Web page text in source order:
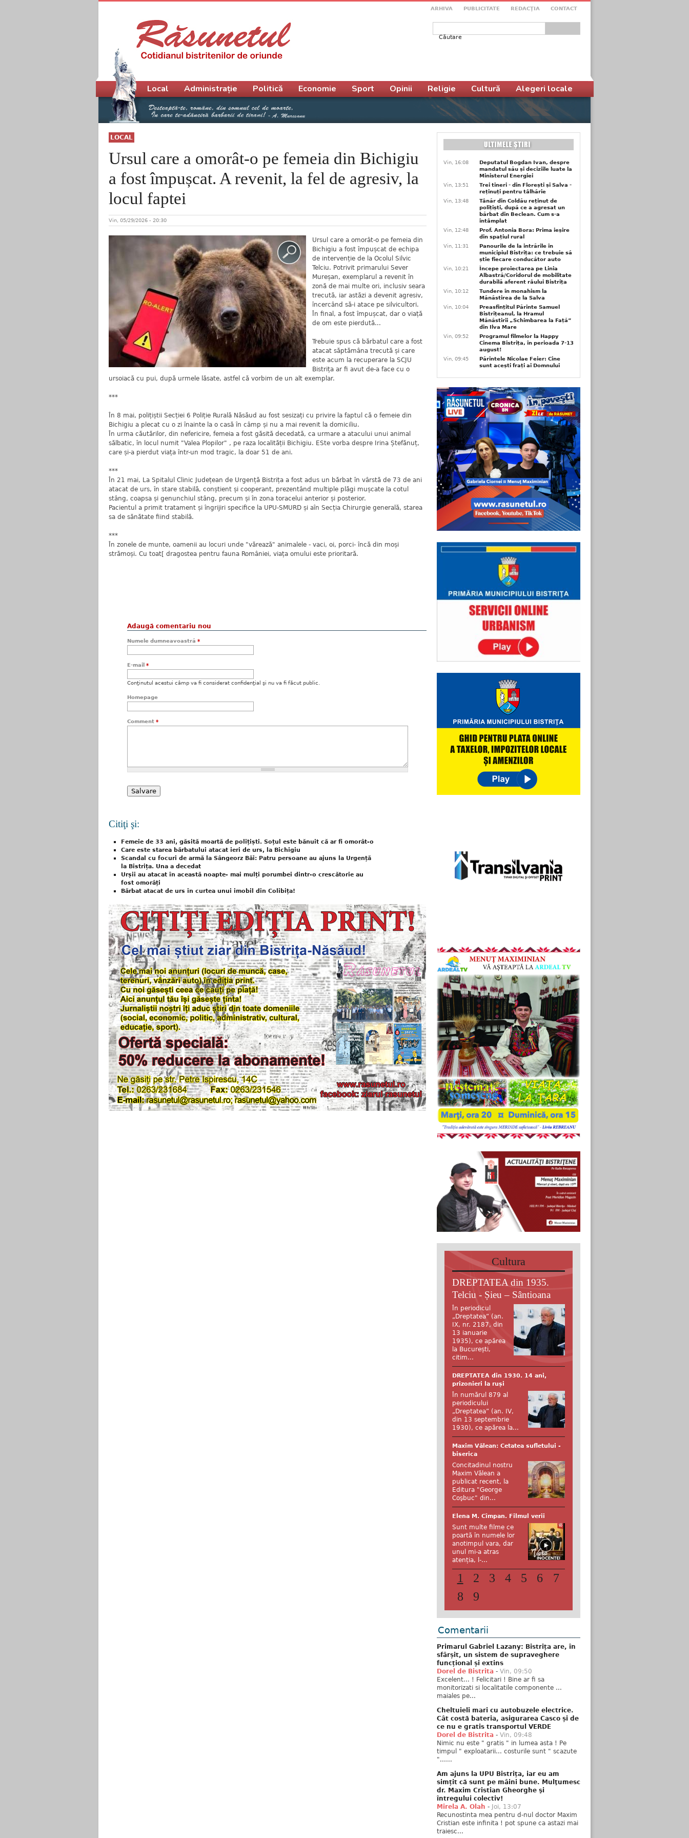
ARHIVA PUBLICITATE REDACŢIA CONTACT
Formular de căutare
LOCAL
Ursul care a omorât-o pe femeia din Bichigiu
a fost împușcat. A revenit, la fel de agresiv, la
locul faptei
Vin, 05/29/2026 - 20:30
Ursul care a omorât-o pe femeia din
Bichigiu a fost împușcat de echipa
de intervenție de la Ocolul Silvic
Telciu. Potrivit primarului Sever
Mureșan, exemplarul a revenit în
zonă de mai multe ori, inclusiv seara
trecută, iar astăzi a devenit agresiv,
încercând să-i atace pe silvicultori.
În final, a fost împușcat, dar o viață
de om este pierdută...
Trebuie spus că bărbatul care a fost
atacat săptămâna trecută și care
este acum la recuperare la SCJU
Bistrița ar fi avut de-a face cu o
ursoiacă cu pui, după urmele lăsate, astfel că vorbim de un alt exemplar.
***
În 8 mai, polițiștii Secției 6 Poliție Rurală Năsăud au fost sesizați cu privire la faptul că o femeie din
Bichigiu a plecat cu o zi înainte la o casă în câmp și nu a mai revenit la domiciliu.
În urma căutărilor, din nefericire, femeia a fost găsită decedată, ca urmare a atacului unui animal
sălbatic, în locul numit "Valea Plopilor" , pe raza localității Bichigiu. ESte vorba despre Irina Ștefănuț,
care și-a pierdut viața într-un mod tragic, la doar 51 de ani.
***
În 21 mai, La Spitalul Clinic Județean de Urgență Bistrița a fost adus un bărbat în vârstă de 73 de ani
atacat de urs, în stare stabilă, conștient și cooperant, prezentând multiple plăgi mușcate la cotul
stâng, coapsa și genunchiul stâng, precum și în zona toracelui anterior și posterior.
Pacientul a primit tratament și îngrijiri specifice la UPU-SMURD și aîn Secția Chirurgie generală, starea
sa de sănătate fiind stabilă.
***
În zonele de munte, oamenii au locuri unde "vărează" animalele - vaci, oi, porci- încă din moși
strămoși. Cu toat[ dragostea pentru fauna României, viața omului este prioritară.
Adaugă comentariu nou
Numele dumneavoastră *
E-mail *
Conţinutul acestui câmp va fi considerat confidenţial şi nu va fi făcut public.
Homepage
Comment *
Citiţi şi:
Femeie de 33 ani, găsită moartă de polițiști. Soțul este bănuit că ar fi omorât-o
Care este starea bărbatului atacat ieri de urs, la Bichigiu
Scandal cu focuri de armă la Sângeorz Băi: Patru persoane au ajuns la Urgență
la Bistrița. Una a decedat
Urșii au atacat în această noapte- mai mulți porumbei dintr-o crescătorie au
fost omorâți
Bărbat atacat de urs în curtea unui imobil din Colibița!
Meniu principal
Local Administrație Politică Economie Sport Opinii Religie Cultură Alegeri locale
Vin, 16:08
Deputatul Bogdan Ivan, despre
mandatul său și deciziile luate la
Ministerul Energiei
Vin, 13:51
Trei tineri - din Florești și Salva -
reținuți pentru tâlhărie
Vin, 13:48
Tânăr din Coldău reținut de
polițiști, după ce a agresat un
bărbat din Beclean. Cum s-a
întâmplat
Vin, 12:48
Prof. Antonia Bora: Prima ieșire
din spațiul rural
Vin, 11:31
Panourile de la intrările în
municipiul Bistrița: ce trebuie să
știe fiecare conducător auto
Vin, 10:21
Începe proiectarea pe Linia
Albastră/Coridorul de mobilitate
durabilă aferent râului Bistrița
Vin, 10:12
Tundere în monahism la
Mănăstirea de la Salva
Vin, 10:04
Preasfințitul Părinte Samuel
Bistrițeanul, la Hramul
Mănăstirii „Schimbarea la Față”
din Ilva Mare
Vin, 09:52
Programul filmelor la Happy
Cinema Bistrița, în perioada 7-13
august!
Vin, 09:45
Părintele Nicolae Feier: Cine
sunt acești frați ai Domnului
Cultura
DREPTATEA din 1935.
Telciu - Șieu – Sântioana
În periodicul
„Dreptatea” (an.
IX, nr. 2187, din
13 ianuarie
1935), ce apărea
la București,
citim...
DREPTATEA din 1930. 14 ani,
prizonieri la ruși
În numărul 879 al
periodicului
„Dreptatea” (an. IV,
din 13 septembrie
1930), ce apărea la...
Maxim Vălean: Cetatea sufletului -
biserica
Concitadinul nostru
Maxim Vălean a
publicat recent, la
Editura "George
Coşbuc" din...
Elena M. Cîmpan. Filmul verii
Sunt multe filme ce
poartă în numele lor
anotimpul vara, dar
unul mi-a atras
atenția, l-...
1 2 3 4 5 6
7
8
9
Comentarii
Primarul Gabriel Lazany: Bistrița are, în
sfârșit, un sistem de supraveghere
funcțional și extins
Dorel de Bistrita - Vin, 09:50
Excelent... ! Felicitari ! Bine ar fi sa
monitorizati si localitatile componente ...
maiales pe...
Cheltuieli mari cu autobuzele electrice.
Cât costă bateria, asigurarea Casco și de
ce nu e gratis transportul VERDE
Dorel de Bistrita - Vin, 09:48
Nimic nu este " gratis " in lumea asta ! Pe
timpul " exploatarii... costurile sunt " scazute
"......
Am ajuns la UPU Bistrița, iar eu am
simțit că sunt pe mâini bune. Mulţumesc
dr. Maxim Cristian Gheorghe şi
întregului colectiv!
Mirela A. Olah - Joi, 13:07
Recunostinta mea pentru d-nul doctor Maxim
Cristian este infinita ! pot spune ca astazi mai
traiesc...